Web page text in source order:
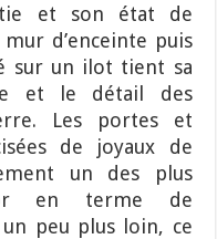
et son état de
d’enceinte puis
sur un ilot tient sa
et le détail des
Les portes et
de joyaux de
un des plus
en terme de
peu plus loin, ce